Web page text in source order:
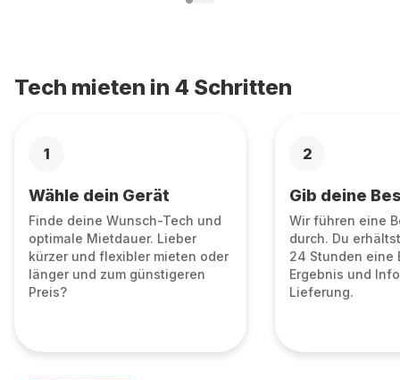
Tech mieten in 4 Schritten
1
Wähle dein Gerät
Finde deine Wunsch-Tech und
optimale Mietdauer. Lieber
kürzer und flexibler mieten oder
länger und zum günstigeren
Preis?
2
Gib deine
Wir führen eine
durch. Du
24 Stunden eine
Ergebnis und
Lieferung.